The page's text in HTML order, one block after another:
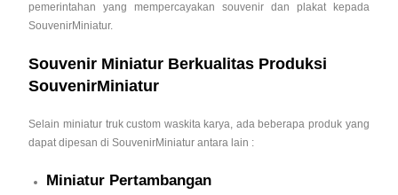
pemerintahan yang mempercayakan souvenir dan plakat kepada
SouvenirMiniatur.
Souvenir Miniatur Berkualitas Produksi
SouvenirMiniatur
Selain miniatur truk custom waskita karya, ada beberapa produk yang
dapat dipesan di SouvenirMiniatur antara lain :
Miniatur Pertambangan